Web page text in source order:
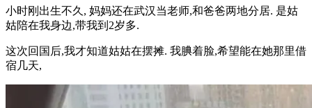
小时刚出生不久, 妈妈还在武汉当老师,和爸爸两地分居. 是姑
姑陪在我身边,带我到2岁多.
这次回国后,我才知道姑姑在摆摊. 我腆着脸,希望能在她那里借
宿几天,